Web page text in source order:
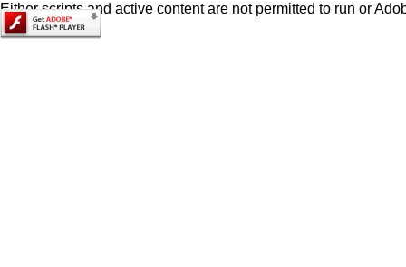
Either scripts and active content are not permitted to run or